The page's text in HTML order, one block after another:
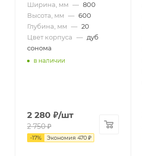
Ширина, мм — 800
Высота, мм — 600
Глубина, мм — 20
Цвет корпуса — дуб
сонома
в наличии
2 280 ₽/шт
2 750₽
-17% Экономия 470 ₽